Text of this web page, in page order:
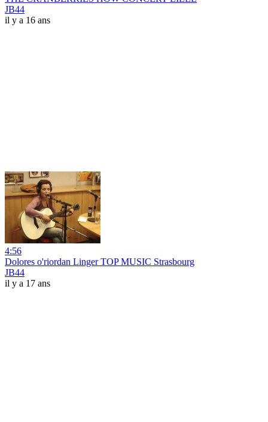
JB44
il y a 16 ans
4:56
Dolores o'riordan Linger TOP MUSIC Strasbourg
JB44
il y a 17 ans